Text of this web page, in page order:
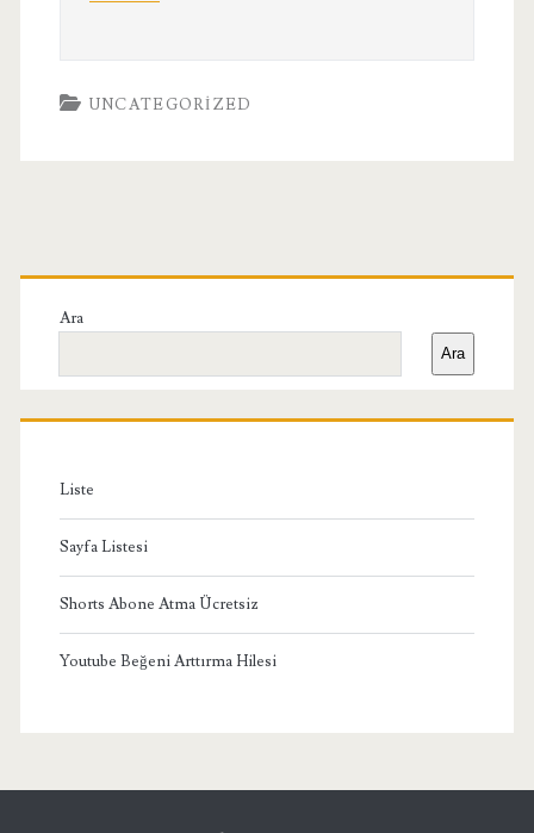
UNCATEGORIZED
Birincil
Yan
Menü
Ara
Ara
Liste
Sayfa Listesi
Shorts Abone Atma Ücretsiz
Youtube Beğeni Arttırma Hilesi